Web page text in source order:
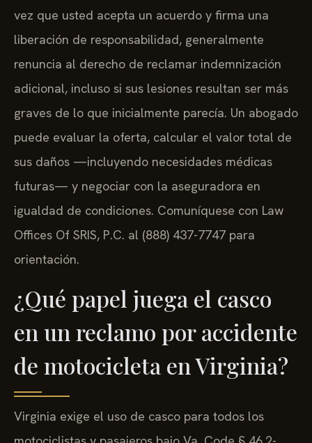
vez que usted acepta un acuerdo y firma una
liberación de responsabilidad, generalmente
renuncia al derecho de reclamar indemnización
adicional, incluso si sus lesiones resultan ser más
graves de lo que inicialmente parecía. Un abogado
puede evaluar la oferta, calcular el valor total de
sus daños —incluyendo necesidades médicas
futuras— y negociar con la aseguradora en
igualdad de condiciones. Comuníquese con Law
Offices Of SRIS, P.C. al (888) 437-7747 para
orientación.
¿Qué papel juega el casco
en un reclamo por accidente
de motocicleta en Virginia?
Virginia exige el uso de casco para todos los